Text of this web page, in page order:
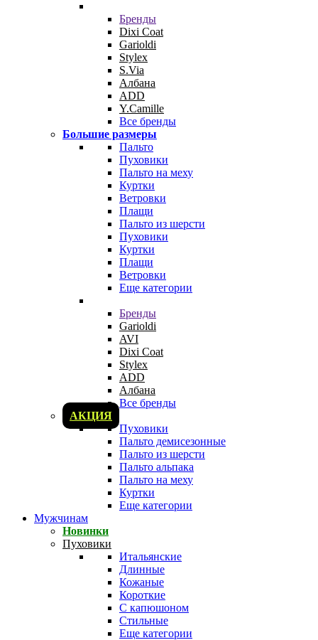
Бренды
Dixi Coat
Garioldi
Stylex
S.Via
Албана
ADD
Y.Camille
Все бренды
Большие размеры
Пальто
Пуховики
Пальто на меху
Куртки
Ветровки
Плащи
Пальто из шерсти
Пуховики
Куртки
Плащи
Ветровки
Еще категории
Бренды
Garioldi
AVI
Dixi Coat
Stylex
ADD
Албана
Все бренды
АКЦИЯ
Пуховики
Пальто демисезонные
Пальто из шерсти
Пальто альпака
Пальто на меху
Куртки
Еще категории
Мужчинам
Новинки
Пуховики
Итальянские
Длинные
Кожаные
Короткие
С капюшоном
Стильные
Еще категории